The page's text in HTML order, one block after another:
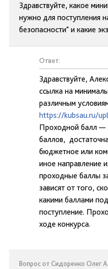
Здравствуйте, какое
нужно для поступления
безопасности" и какие
Ответ:
Здравствуйте,
ссылка на
различным
https://kubsau.ru/
Проходной балл —
баллов,
бюджетное или
иное направление
проходные баллы
зависят от того,
какими баллами
поступление.
ходе конкурса.
Вопрос от Сидоренко Олег